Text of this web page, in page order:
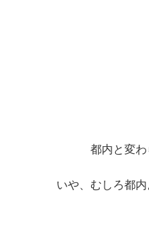
都内と変わ
いや、むしろ都内